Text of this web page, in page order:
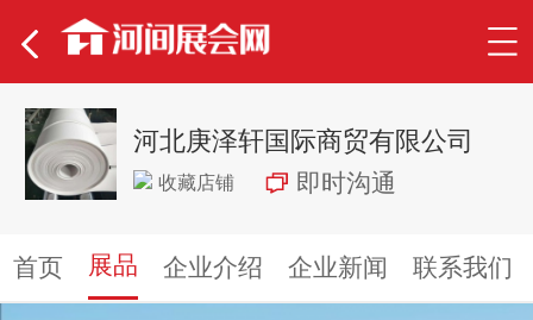
河北庚泽轩国际商贸有限公司
收藏店铺 即时沟通
首页 展品 企业介绍 企业新闻 联系我们